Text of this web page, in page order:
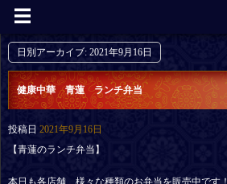
日別アーカイブ: 2021年9月16日
健康中華 青蓮 ランチ弁当
投稿日 2021年9月16日
【青蓮のランチ弁当】
本日も各店舗、様々な種類のお弁当を販売中です！